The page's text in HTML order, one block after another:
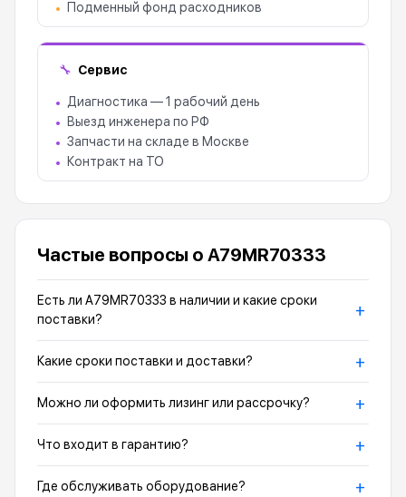
Подменный фонд расходников
🔧 Сервис
Диагностика — 1 рабочий день
Выезд инженера по РФ
Запчасти на складе в Москве
Контракт на ТО
Частые вопросы о A79MR70333
Есть ли A79MR70333 в наличии и какие сроки
поставки?
+
Какие сроки поставки и доставки? +
Можно ли оформить лизинг или рассрочку? +
Что входит в гарантию? +
Где обслуживать оборудование? +